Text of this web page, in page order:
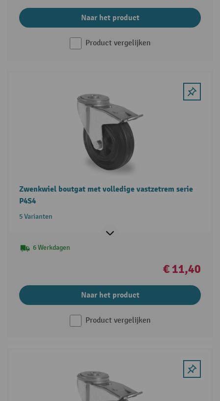
Naar het product
Product vergelijken
Zwenkwiel boutgat met volledige vastzetrem serie
P4S4
5 Varianten
6 Werkdagen
€ 11,40
Naar het product
Product vergelijken